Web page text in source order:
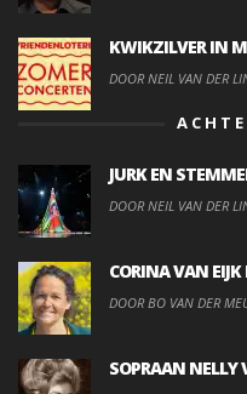
KWIKZILVER IN
DOOR NEIL VAN DER
JURK EN
DOOR NEIL VAN DER
CORINA VAN EIJK
DOOR BO VAN DER
SOPRAAN NELLY